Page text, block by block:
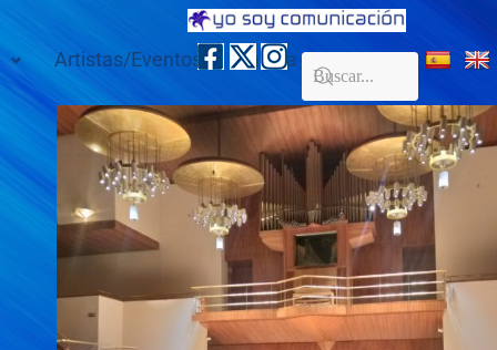
Artistas/Eventos Galería Contacto